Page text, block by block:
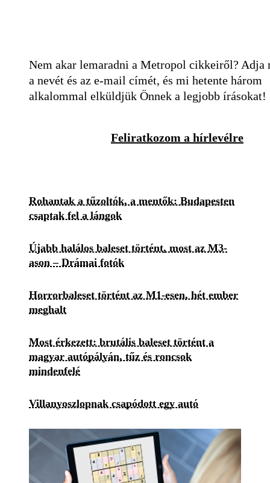
Nem akar lemaradni a Metropol cikkeiről? Adja
a nevét és az e-mail címét, és mi hetente három
alkalommal elküldjük Önnek a legjobb írásokat!
Feliratkozom a hírlevélre
Rohantak a tűzoltók, a mentők: Budapesten
csaptak fel a lángok
Újabb halálos baleset történt, most az M3-
ason – Drámai fotók
Horrorbaleset történt az M1-esen, hét ember
meghalt
Most érkezett: brutális baleset történt a
magyar autópályán, tűz és roncsok
mindenfelé
Villanyoszlopnak csapódott egy autó